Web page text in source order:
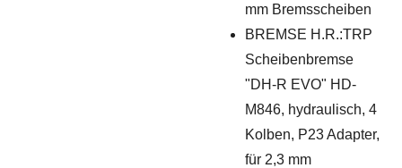
mm Bremsscheiben
BREMSE H.R.:TRP
Scheibenbremse
"DH-R EVO" HD-
M846, hydraulisch, 4
Kolben, P23 Adapter,
für 2,3 mm